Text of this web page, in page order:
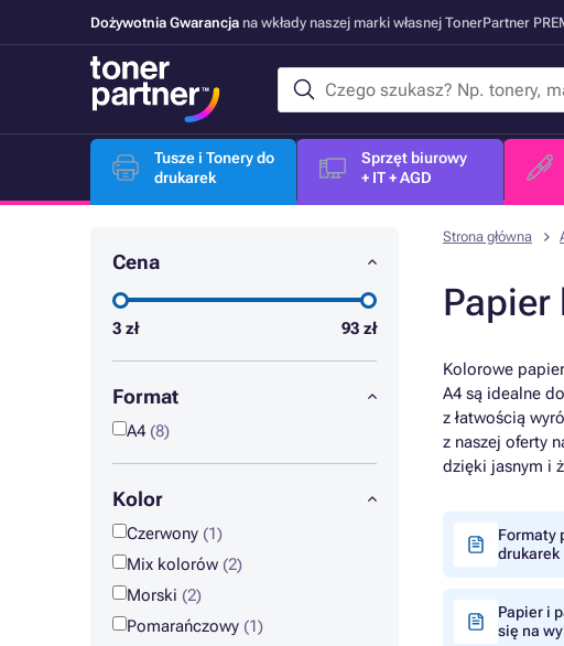
Dożywotnia Gwarancja na wkłady naszej marki własnej TonerPartner
Tusze i Tonery do
drukarek
Sprzęt biurowy
+ IT + AGD
Cena
3 zł 93 zł
Format
A4 (8)
Kolor
Czerwony (1)
Mix kolorów (2)
Morski (2)
Pomarańczowy (1)
Strona główna
Kolorowe
A4 są idealne
z łatwością
z naszej oferty
dzięki jasnym i
Formaty
drukarek
Papier i
się na